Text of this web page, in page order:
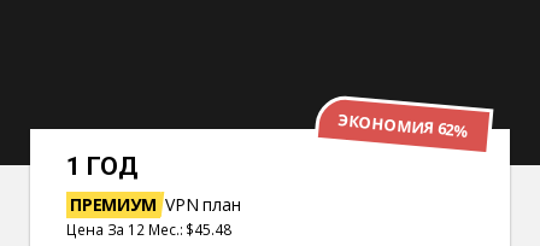
3 ГОДА
ПРЕМИУМ VPN план
Цена За 36 Мес.: $64.44
ЭКОНОМИЯ 82%